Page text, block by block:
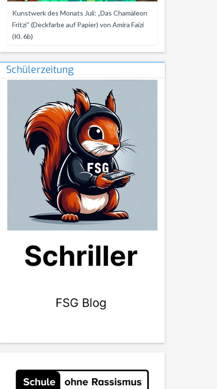
Kunstwerk des Monats Juli: „Das Chamäleon
Fritzi“ (Deckfarbe auf Papier) von Amira Faizi
(Kl. 6b)
Schülerzeitung